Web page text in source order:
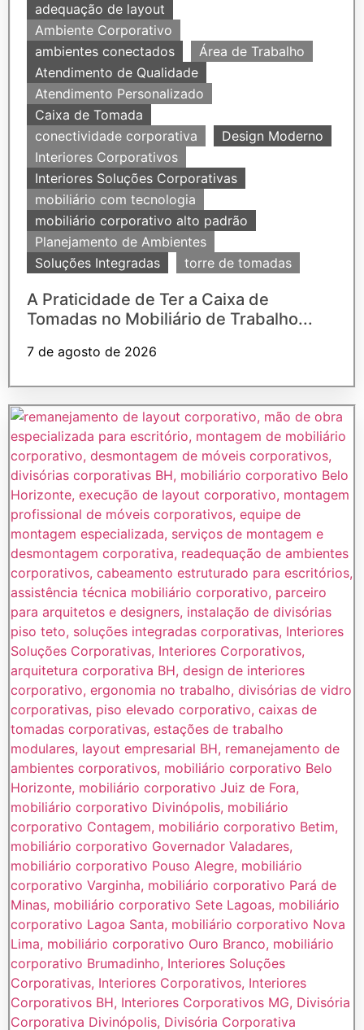
adequação de layout
Ambiente Corporativo
ambientes conectados
Área de Trabalho
Atendimento de Qualidade
Atendimento Personalizado
Caixa de Tomada
conectividade corporativa
Design Moderno
Interiores Corporativos
Interiores Soluções Corporativas
mobiliário com tecnologia
mobiliário corporativo alto padrão
Planejamento de Ambientes
Soluções Integradas
torre de tomadas
A Praticidade de Ter a Caixa de
Tomadas no Mobiliário de Trabalho...
7 de agosto de 2026